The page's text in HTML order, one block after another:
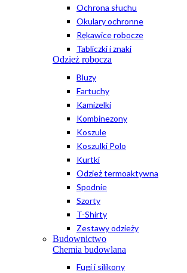
Ochrona słuchu
Okulary ochronne
Rękawice robocze
Tabliczki i znaki
Odzież robocza
Bluzy
Fartuchy
Kamizelki
Kombinezony
Koszule
Koszulki Polo
Kurtki
Odzież termoaktywna
Spodnie
Szorty
T-Shirty
Zestawy odzieży
Budownictwo
Chemia budowlana
Fugi i silikony